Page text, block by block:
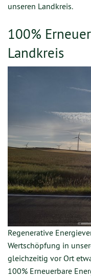
unseren Landkreis.
100%
Landkreis
Regenerative
Wertschöpfung in
gleichzeitig vor Ort
100% Erneuerbare